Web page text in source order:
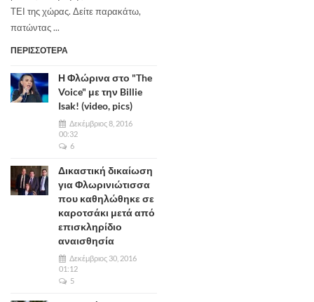
ΤΕΙ της χώρας. Δείτε παρακάτω,
πατώντας ...
ΠΕΡΙΣΣΟΤΕΡΑ
Η Φλώρινα στο "The
Voice" με την Billie
Isak! (video, pics)
Δεκέμβριος 8, 2016
00:32
6
Δικαστική δικαίωση
για Φλωρινιώτισσα
που καθηλώθηκε σε
καροτσάκι μετά από
επισκληρίδιο
αναισθησία
Δεκέμβριος 30, 2016
01:12
5